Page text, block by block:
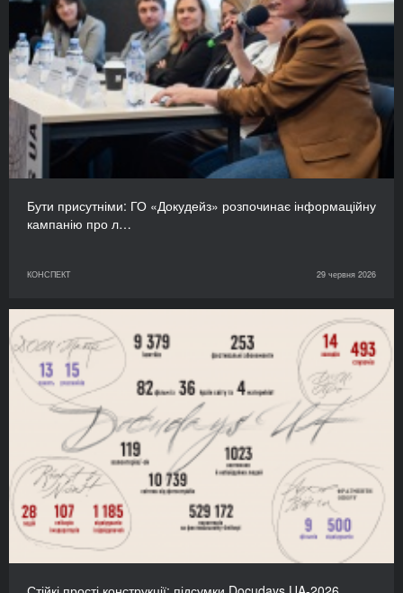
Бути присутніми: ГО «Докудейз» розпочинає інформаційну
кампанію про л…
КОНСПЕКТ 29 червня 2026